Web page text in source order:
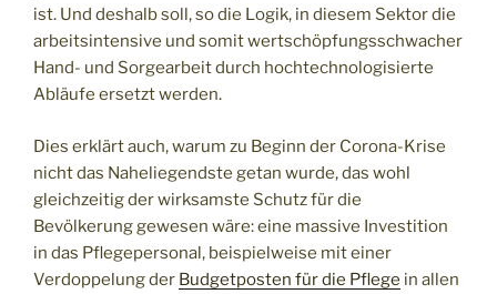
ist. Und deshalb soll, so die Logik, in diesem Sektor die
arbeitsintensive und somit wertschöpfungsschwacher
Hand- und Sorgearbeit durch hochtechnologisierte
Abläufe ersetzt werden.
Dies erklärt auch, warum zu Beginn der Corona-Krise
nicht das Naheliegendste getan wurde, das wohl
gleichzeitig der wirksamste Schutz für die
Bevölkerung gewesen wäre: eine massive Investition
in das Pflegepersonal, beispielweise mit einer
Verdoppelung der Budgetposten für die Pflege in allen